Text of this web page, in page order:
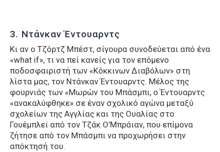
3. Ντάνκαν Έντουαρντς
Κι αν ο Τζόρτζ Μπέστ, σίγουρα συνοδεύεται από ένα
«what if», τι να πεί κανείς για τον επόμενο
ποδοσφαιριστή των «Κόκκινων Διαβόλων» στη
λίστα μας, τον Ντάνκαν Έντουαρντς. Μέλος της
φουρνιάς των «Μωρών του Μπάσμπι, ο Έντουαρντς
«ανακαλύφθηκε» σε έναν σχολικό αγώνα μεταξύ
σχολείων της Αγγλίας και της Ουαλίας στο
Γουέμπλεϊ από τον Τζάκ Ο’Μπράιαν, που επίμονα
ζήτησε από τον Μπάσμπι να προχωρήσει στην
απόκτησή του.